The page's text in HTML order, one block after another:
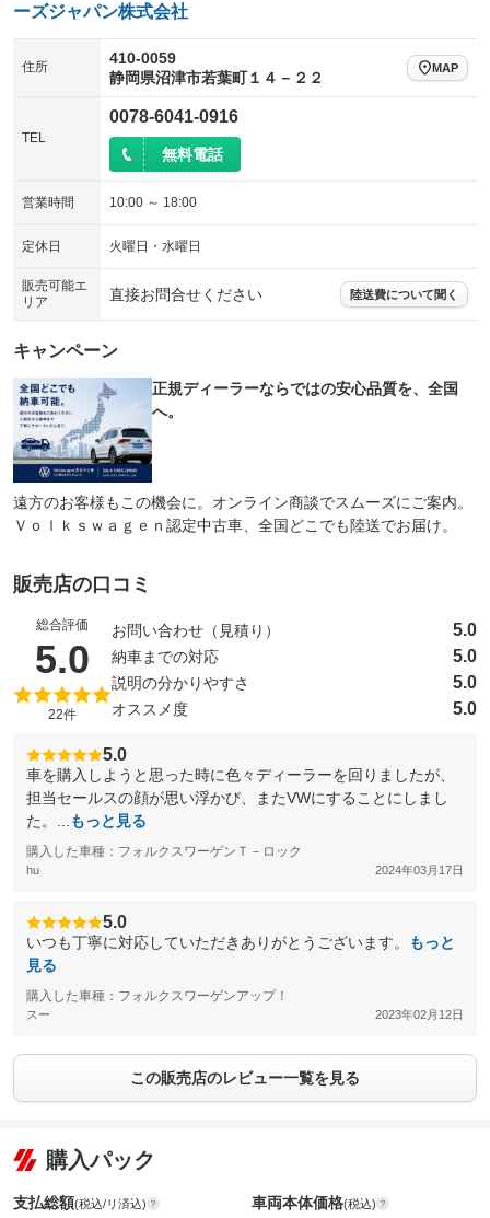
ーズジャパン株式会社
住所
410-0059
静岡県沼津市若葉町１４－２２
MAP
TEL
0078-6041-0916
無料電話
営業時間 10:00 ～ 18:00
定休日 火曜日・水曜日
販売可能エ
リア
直接お問合せください 陸送費について聞く
キャンペーン
正規ディーラーならではの安心品質を、全国
へ。
遠方のお客様もこの機会に。オンライン商談でスムーズにご案内。
Ｖｏｌｋｓｗａｇｅｎ認定中古車、全国どこでも陸送でお届け。
販売店の口コミ
総合評価
5.0 （5点満点中）
22件
お問い合わせ（見積り） 5.0
納車までの対応 5.0
説明の分かりやすさ 5.0
オススメ度 5.0
5.0
車を購入しようと思った時に色々ディーラーを回りましたが、
担当セールスの顔が思い浮かび、またVWにすることにしまし
た。...
もっと見る
購入した車種：フォルクスワーゲンＴ－ロック
hu 2024年03月17日
5.0
いつも丁寧に対応していただきありがとうございます。
もっと
見る
購入した車種：フォルクスワーゲンアップ！
スー 2023年02月12日
この販売店のレビュー一覧を見る
購入パック
支払総額(税込/リ済込) 車両本体価格(税込)